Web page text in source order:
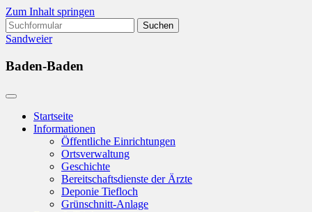
Zum Inhalt springen
Suchen
nach:
Sandweier
Baden-Baden
Startseite
Informationen
Öffentliche Einrichtungen
Ortsverwaltung
Geschichte
Bereitschaftsdienste der Ärzte
Deponie Tiefloch
Grünschnitt-Anlage